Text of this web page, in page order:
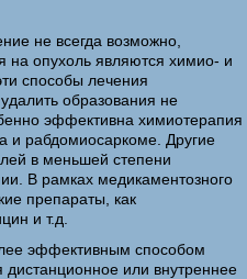
не всегда возможно,
на опухоль являются химио- и
способы лечения
образования не
эффективна химиотерапия
и рабдомиосаркоме. Другие
в меньшей степени
В рамках медикаментозного
препараты, как
и т.д.
эффективным способом
или внутреннее